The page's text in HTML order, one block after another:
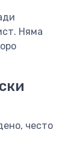
Няма
често